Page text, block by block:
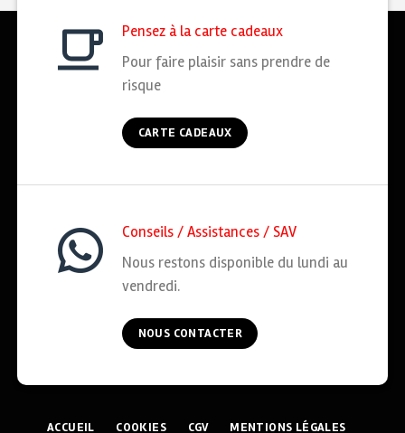
Pensez à la carte cadeaux
Pour faire plaisir sans prendre de
risque
CARTE CADEAUX
Conseils / Assistances / SAV
Nous restons disponible du lundi au
vendredi.
NOUS CONTACTER
ACCUEIL COOKIES CGV MENTIONS LÉGALES